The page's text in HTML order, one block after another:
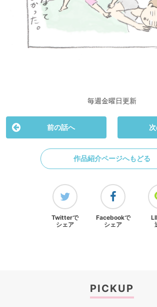
毎週金曜日更新
前の話へ
作品紹介ページへもどる
Twitterで
シェア
Facebookで
シェア
PICKUP